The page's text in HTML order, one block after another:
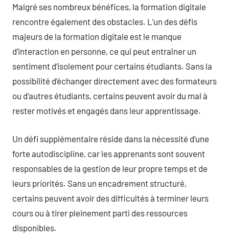
Malgré ses nombreux bénéfices, la formation digitale
rencontre également des obstacles. L’un des défis
majeurs de la formation digitale est le manque
d’interaction en personne, ce qui peut entraîner un
sentiment d’isolement pour certains étudiants. Sans la
possibilité d’échanger directement avec des formateurs
ou d’autres étudiants, certains peuvent avoir du mal à
rester motivés et engagés dans leur apprentissage.
Un défi supplémentaire réside dans la nécessité d’une
forte autodiscipline, car les apprenants sont souvent
responsables de la gestion de leur propre temps et de
leurs priorités. Sans un encadrement structuré,
certains peuvent avoir des difficultés à terminer leurs
cours ou à tirer pleinement parti des ressources
disponibles.